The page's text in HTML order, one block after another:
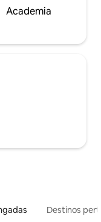
Academia
Destinos